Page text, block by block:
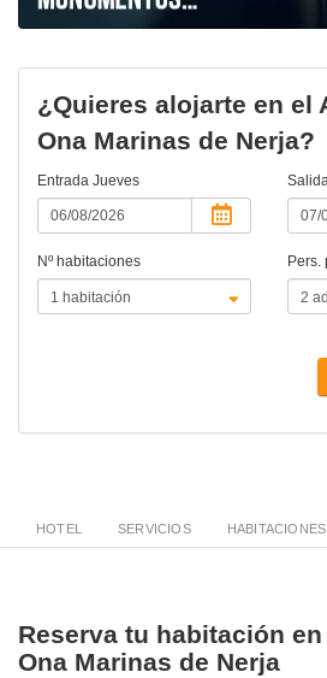
¿Quieres alojarte en el
Ona Marinas de Nerja?
Entrada Jueves
Nº habitaciones Pers.
HOTEL SERVICIOS HABITACIONES
Reserva tu habitación
Ona Marinas de Nerja